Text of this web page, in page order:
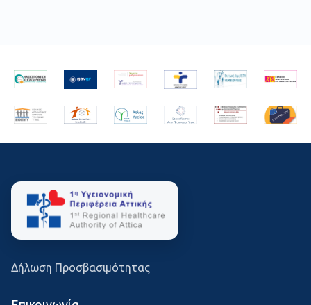
Δήλωση Προσβασιμότητας